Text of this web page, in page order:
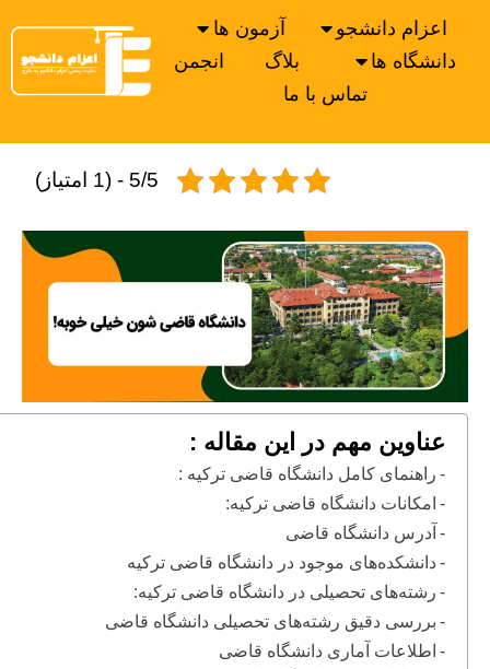
اعزام دانشجو
آزمون ها
دانشگاه ها
بلاگ
انجمن
تماس با ما
5/5 - (1 امتیاز)
عناوین مهم در این مقاله :
راهنمای کامل دانشگاه قاضی ترکیه :
امکانات دانشگاه قاضی ترکیه:
آدرس دانشگاه قاضی
دانشکده‌های موجود در دانشگاه قاضی ترکیه
رشته‌های تحصیلی در دانشگاه قاضی ترکیه:
بررسی دقیق رشته‌های تحصیلی دانشگاه قاضی
اطلاعات آماری دانشگاه قاضی